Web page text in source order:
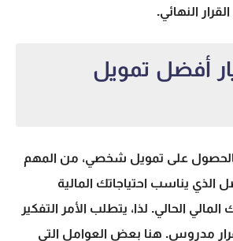
النهائي.
أفضل تمويل
بالحصول على تمويل شخصي، من المهم
الذي يناسب احتياجاتك المالية
الحالي. لذا، يتطلب الأمر التفكير
مدروس. هنا بعض العوامل التي